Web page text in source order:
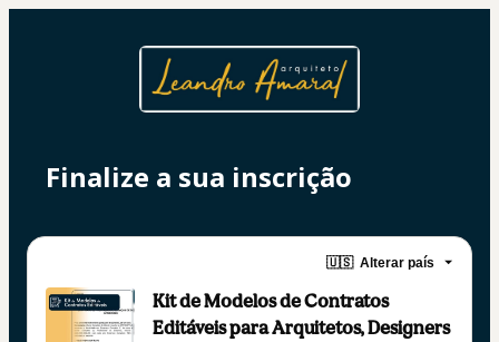
Finalize a sua inscrição
🇺🇸 Alterar país
Kit de Modelos de Contratos
Editáveis para Arquitetos, Designers